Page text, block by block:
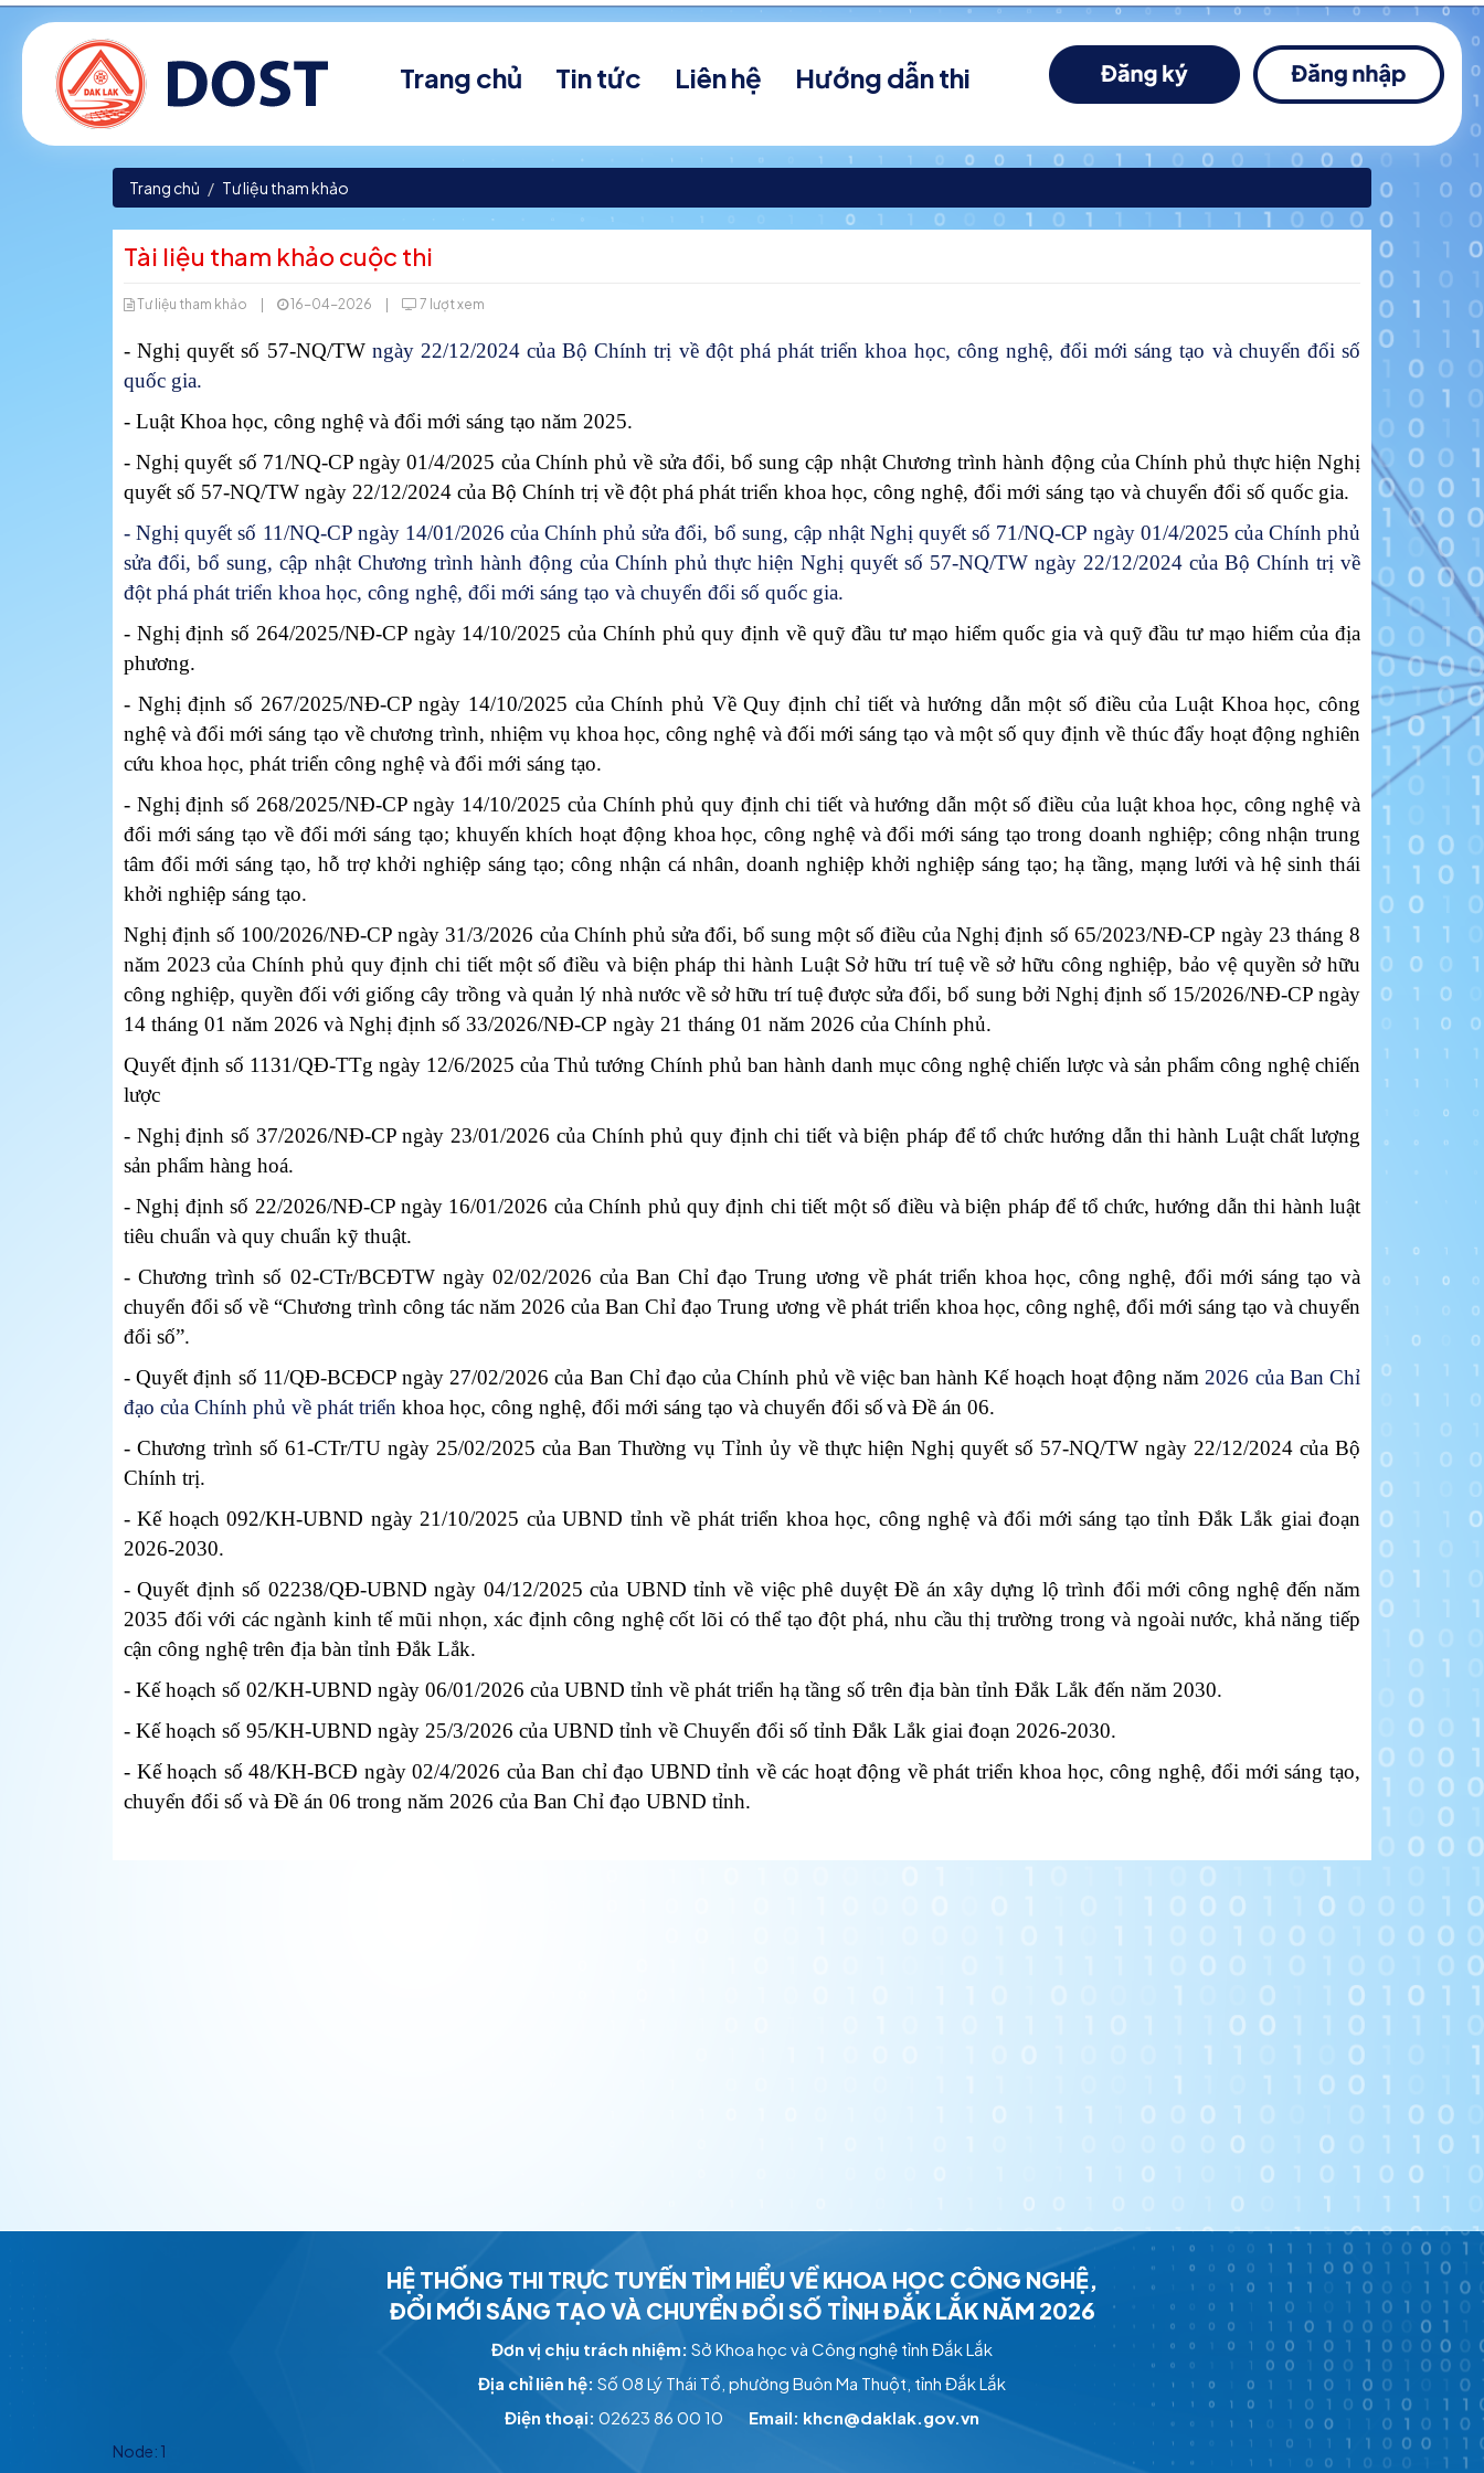
Trang chủ Tin tức Liên hệ Hướng dẫn thi
Trang chủ Tư liệu tham khảo
Tài liệu tham khảo cuộc thi
Tư liệu tham khảo 16-04-2026 7 lượt xem
- Nghị quyết số 57-NQ/TW ngày 22/12/2024 của Bộ Chính trị về đột phá phát triển khoa học, công nghệ, đổi mới sáng tạo và chuyển đổi số
quốc gia.
- Luật Khoa học, công nghệ và đổi mới sáng tạo năm 2025.
- Nghị quyết số 71/NQ-CP ngày 01/4/2025 của Chính phủ về sửa đổi, bổ sung cập nhật Chương trình hành động của Chính phủ thực hiện Nghị
quyết số 57-NQ/TW ngày 22/12/2024 của Bộ Chính trị về đột phá phát triển khoa học, công nghệ, đổi mới sáng tạo và chuyển đổi số quốc gia.
- Nghị quyết số 11/NQ-CP ngày 14/01/2026 của Chính phủ sửa đổi, bổ sung, cập nhật Nghị quyết số 71/NQ-CP ngày 01/4/2025 của Chính phủ
sửa đổi, bổ sung, cập nhật Chương trình hành động của Chính phủ thực hiện Nghị quyết số 57-NQ/TW ngày 22/12/2024 của Bộ Chính trị về
đột phá phát triển khoa học, công nghệ, đổi mới sáng tạo và chuyển đổi số quốc gia.
- Nghị định số 264/2025/NĐ-CP ngày 14/10/2025 của Chính phủ quy định về quỹ đầu tư mạo hiểm quốc gia và quỹ đầu tư mạo hiểm của địa
phương.
- Nghị định số 267/2025/NĐ-CP ngày 14/10/2025 của Chính phủ Về Quy định chỉ tiết và hướng dẫn một số điều của Luật Khoa học, công
nghệ và đổi mới sáng tạo về chương trình, nhiệm vụ khoa học, công nghệ và đối mới sáng tạo và một số quy định về thúc đẩy hoạt động nghiên
cứu khoa học, phát triển công nghệ và đổi mới sáng tạo.
- Nghị định số 268/2025/NĐ-CP ngày 14/10/2025 của Chính phủ quy định chi tiết và hướng dẫn một số điều của luật khoa học, công nghệ và
đổi mới sáng tạo về đổi mới sáng tạo; khuyến khích hoạt động khoa học, công nghệ và đổi mới sáng tạo trong doanh nghiệp; công nhận trung
tâm đổi mới sáng tạo, hỗ trợ khởi nghiệp sáng tạo; công nhận cá nhân, doanh nghiệp khởi nghiệp sáng tạo; hạ tầng, mạng lưới và hệ sinh thái
khởi nghiệp sáng tạo.
Nghị định số 100/2026/NĐ-CP ngày 31/3/2026 của Chính phủ sửa đổi, bổ sung một số điều của Nghị định số 65/2023/NĐ-CР ngày 23 tháng 8
năm 2023 của Chính phủ quy định chi tiết một số điều và biện pháp thi hành Luật Sở hữu trí tuệ về sở hữu công nghiệp, bảo vệ quyền sở hữu
công nghiệp, quyền đối với giống cây trồng và quản lý nhà nước về sở hữu trí tuệ được sửa đổi, bổ sung bởi Nghị định số 15/2026/NĐ-CP ngày
14 tháng 01 năm 2026 và Nghị định số 33/2026/NĐ-CР ngày 21 tháng 01 năm 2026 của Chính phủ.
Quyết định số 1131/QĐ-TTg ngày 12/6/2025 của Thủ tướng Chính phủ ban hành danh mục công nghệ chiến lược và sản phẩm công nghệ chiến
lược
- Nghị định số 37/2026/NĐ-CP ngày 23/01/2026 của Chính phủ quy định chi tiết và biện pháp để tổ chức hướng dẫn thi hành Luật chất lượng
sản phẩm hàng hoá.
- Nghị định số 22/2026/NĐ-CP ngày 16/01/2026 của Chính phủ quy định chi tiết một số điều và biện pháp để tổ chức, hướng dẫn thi hành luật
tiêu chuẩn và quy chuẩn kỹ thuật.
- Chương trình số 02-CTr/BCĐTW ngày 02/02/2026 của Ban Chỉ đạo Trung ương về phát triển khoa học, công nghệ, đổi mới sáng tạo và
chuyển đổi số về “Chương trình công tác năm 2026 của Ban Chỉ đạo Trung ương về phát triển khoa học, công nghệ, đổi mới sáng tạo và chuyển
đổi số”.
- Quyết định số 11/QĐ-BCĐCP ngày 27/02/2026 của Ban Chỉ đạo của Chính phủ về việc ban hành Kế hoạch hoạt động năm 2026 của Ban Chỉ
đạo của Chính phủ về phát triển khoa học, công nghệ, đổi mới sáng tạo và chuyển đổi sốvà Đề án 06.
- Chương trình số 61-CTr/TU ngày 25/02/2025 của Ban Thường vụ Tỉnh ủy về thực hiện Nghị quyết số 57-NQ/TW ngày 22/12/2024 của Bộ
Chính trị.
- Kế hoạch 092/KH-UBND ngày 21/10/2025 của UBND tỉnh về phát triển khoa học, công nghệ và đổi mới sáng tạo tỉnh Đắk Lắk giai đoạn
2026-2030.
- Quyết định số 02238/QĐ-UBND ngày 04/12/2025 của UBND tỉnh về việc phê duyệt Đề án xây dựng lộ trình đổi mới công nghệ đến năm
2035 đối với các ngành kinh tế mũi nhọn, xác định công nghệ cốt lõi có thể tạo đột phá, nhu cầu thị trường trong và ngoài nước, khả năng tiếp
cận công nghệ trên địa bàn tỉnh Đắk Lắk.
- Kế hoạch số 02/KH-UBND ngày 06/01/2026 của UBND tỉnh về phát triển hạ tầng số trên địa bàn tỉnh Đắk Lắk đến năm 2030.
- Kế hoạch số 95/KH-UBND ngày 25/3/2026 của UBND tỉnh về Chuyển đổi số tỉnh Đắk Lắk giai đoạn 2026-2030.
- Kế hoạch số 48/KH-BCĐ ngày 02/4/2026 của Ban chỉ đạo UBND tỉnh về các hoạt động về phát triển khoa học, công nghệ, đổi mới sáng tạo,
chuyển đổi số và Đề án 06 trong năm 2026 của Ban Chỉ đạo UBND tỉnh.
HỆ THỐNG THI TRỰC TUYẾN TÌM HIỂU VỀ KHOA HỌC CÔNG NGHỆ,
ĐỔI MỚI SÁNG TẠO VÀ CHUYỂN ĐỔI SỐ TỈNH ĐẮK LẮK NĂM 2026
Đơn vị chịu trách nhiệm: Sở Khoa học và Công nghệ tỉnh Đắk Lắk
Địa chỉ liên hệ: Số 08 Lý Thái Tổ, phường Buôn Ma Thuột, tỉnh Đắk Lắk
Điện thoại: 02623 86 00 10 Email: khcn@daklak.gov.vn
Node: 1